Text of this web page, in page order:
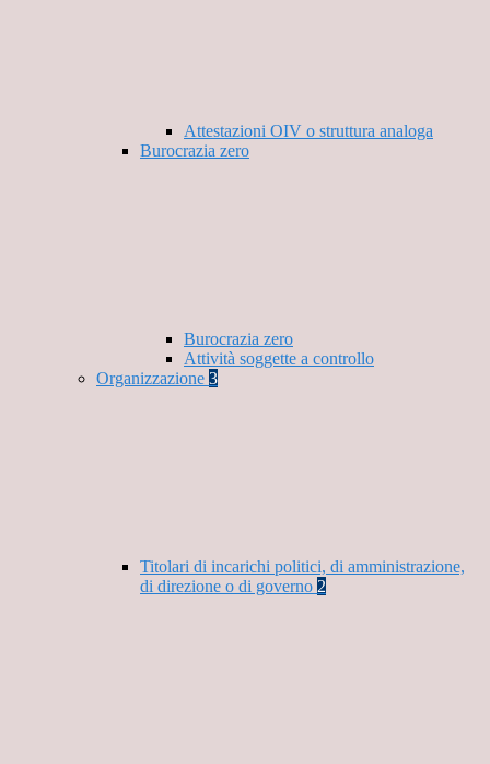
Attestazioni OIV o struttura analoga
Burocrazia zero
Burocrazia zero
Attività soggette a controllo
Organizzazione 3
Titolari di incarichi politici, di amministrazione,
di direzione o di governo 2